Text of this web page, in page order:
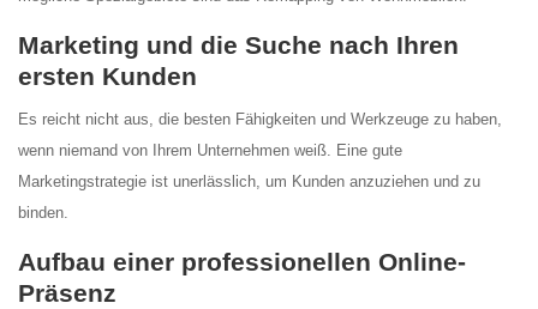
Marketing und die Suche nach Ihren
ersten Kunden
Es reicht nicht aus, die besten Fähigkeiten und Werkzeuge zu haben,
wenn niemand von Ihrem Unternehmen weiß. Eine gute
Marketingstrategie ist unerlässlich, um Kunden anzuziehen und zu
binden.
Aufbau einer professionellen Online-
Präsenz